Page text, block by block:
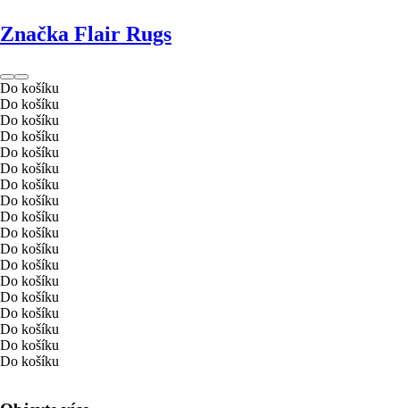
Značka Flair Rugs
Do košíku
Do košíku
Do košíku
Do košíku
Do košíku
Do košíku
Do košíku
Do košíku
Do košíku
Do košíku
Do košíku
Do košíku
Do košíku
Do košíku
Do košíku
Do košíku
Do košíku
Do košíku